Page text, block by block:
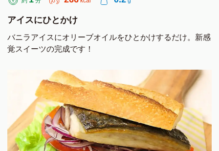
アイスにひとかけ
バニラアイスにオリーブオイルをひとかけするだけ。新感
覚スイーツの完成です！